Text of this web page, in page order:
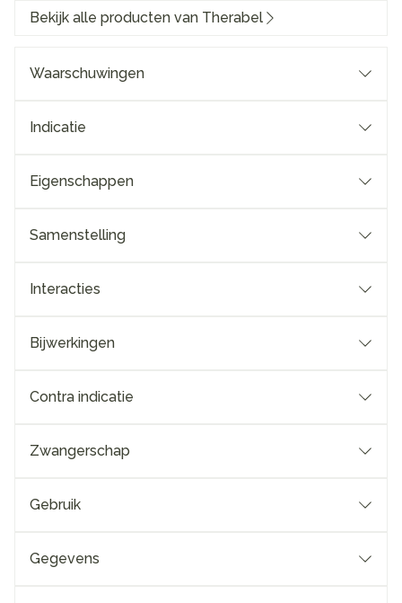
Bekijk alle producten van Therabel
Waarschuwingen
Indicatie
Eigenschappen
Samenstelling
Interacties
Bijwerkingen
Contra indicatie
Zwangerschap
Gebruik
Gegevens